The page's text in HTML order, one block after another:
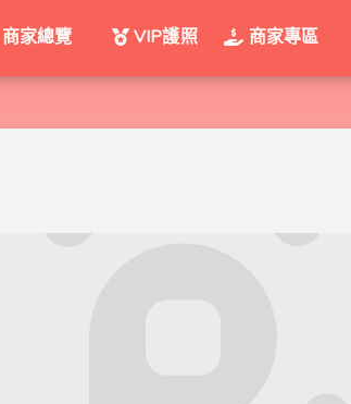
商家總覽 VIP護照 商家專區